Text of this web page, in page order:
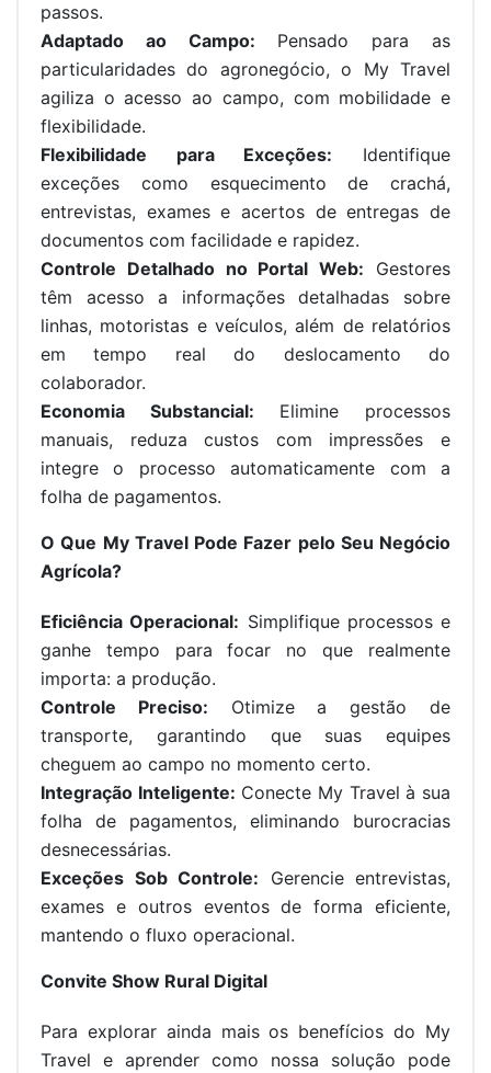
passos.
Adaptado ao Campo: Pensado para as
particularidades do agronegócio, o My Travel
agiliza o acesso ao campo, com mobilidade e
flexibilidade.
Flexibilidade para Exceções: Identifique
exceções como esquecimento de crachá,
entrevistas, exames e acertos de entregas de
documentos com facilidade e rapidez.
Controle Detalhado no Portal Web: Gestores
têm acesso a informações detalhadas sobre
linhas, motoristas e veículos, além de relatórios
em tempo real do deslocamento do
colaborador.
Economia Substancial: Elimine processos
manuais, reduza custos com impressões e
integre o processo automaticamente com a
folha de pagamentos.
O Que My Travel Pode Fazer pelo Seu Negócio
Agrícola?
Eficiência Operacional: Simplifique processos e
ganhe tempo para focar no que realmente
importa: a produção.
Controle Preciso: Otimize a gestão de
transporte, garantindo que suas equipes
cheguem ao campo no momento certo.
Integração Inteligente: Conecte My Travel à sua
folha de pagamentos, eliminando burocracias
desnecessárias.
Exceções Sob Controle: Gerencie entrevistas,
exames e outros eventos de forma eficiente,
mantendo o fluxo operacional.
Convite Show Rural Digital
Para explorar ainda mais os benefícios do My
Travel e aprender como nossa solução pode